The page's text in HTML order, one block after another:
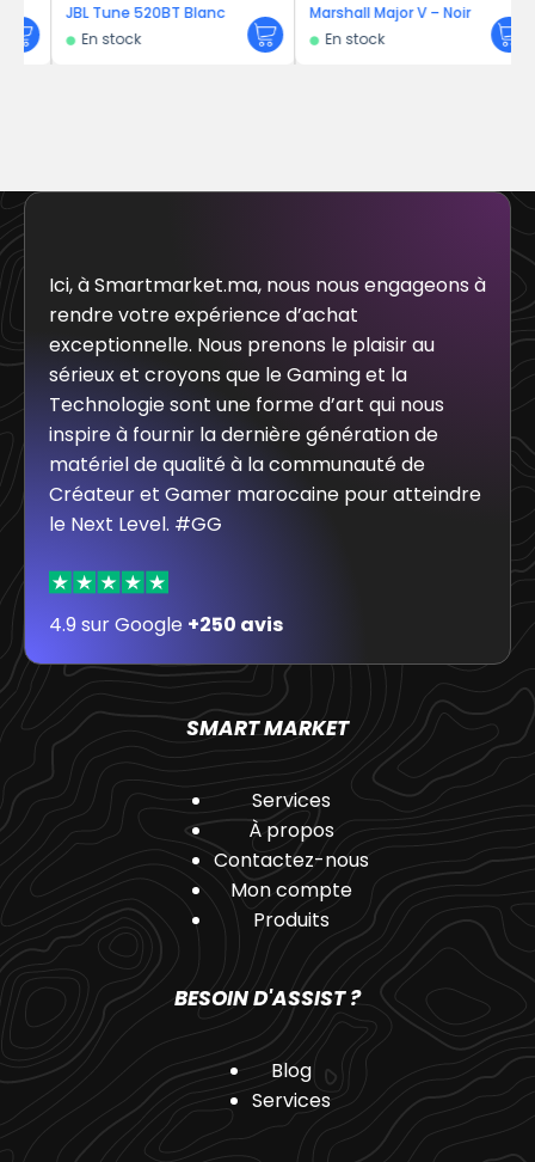
JBL Tune 520BT Blanc
En stock
Marshall Major V – Noir
En stock
Ici, à Smartmarket.ma, nous nous engageons à
rendre votre expérience d’achat
exceptionnelle. Nous prenons le plaisir au
sérieux et croyons que le Gaming et la
Technologie sont une forme d’art qui nous
inspire à fournir la dernière génération de
matériel de qualité à la communauté de
Créateur et Gamer marocaine pour atteindre
le Next Level. #GG
4.9 sur Google +250 avis
SMART MARKET
Services
À propos
Contactez-nous
Mon compte
Produits
BESOIN D'ASSIST ?
Blog
Services